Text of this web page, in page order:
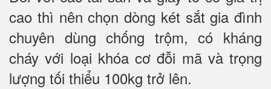
cao thì nên chọn dòng két sắt gia đình
chuyên dùng chống trộm, có kháng
cháy với loại khóa cơ đỗi mã và trọng
lượng tối thiểu 100kg trở lên.